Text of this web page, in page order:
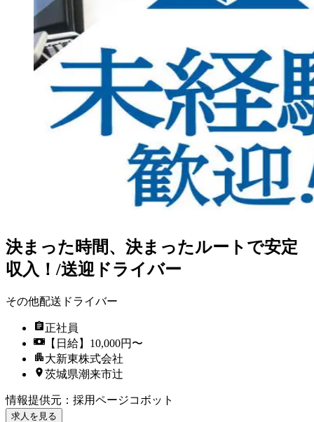
決まった時間、決まったルートで安定
収入！/送迎ドライバー
その他配送ドライバー
正社員
【日給】10,000円〜
大新東株式会社
茨城県潮来市辻
情報提供元 ： 採用ページコボット
求人を見る